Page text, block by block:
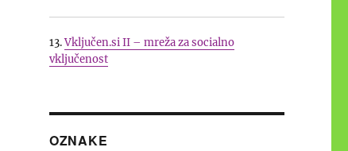
13.Vključen.si II – mreža za socialno
vključenost
OZNAKE